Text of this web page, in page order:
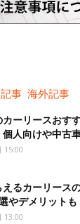
事 海外記事
カーリースおす
個人向けや中古
15:00
るカーリース
やデメリットも
13:00